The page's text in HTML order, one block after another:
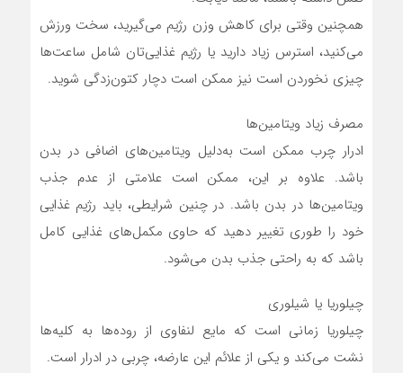
همچنین وقتی برای کاهش وزن رژیم می‌گیرید، سخت ورزش
می‌کنید، استرس زیاد دارید یا رژیم غذایی‌تان شامل ساعت‌ها
چیزی نخوردن است نیز ممکن است دچار کتون‌زدگی شوید.
مصرف زیاد ویتامین‌ها
ادرار چرب ممکن است به‌دلیل ویتامین‌های اضافی در بدن
باشد. علاوه بر این، ممکن است علامتی از عدم جذب
ویتامین‌ها در بدن باشد. در چنین شرایطی، باید رژیم غذایی
خود را طوری تغییر دهید که حاوی مکمل‌های غذایی کامل
باشد که به راحتی جذب بدن می‌شود.
چیلوریا یا شیلوری
چیلوریا زمانی است که مایع لنفاوی از روده‌ها به کلیه‌ها
نشت می‌کند و یکی از علائم این عارضه، چربی در ادرار است.